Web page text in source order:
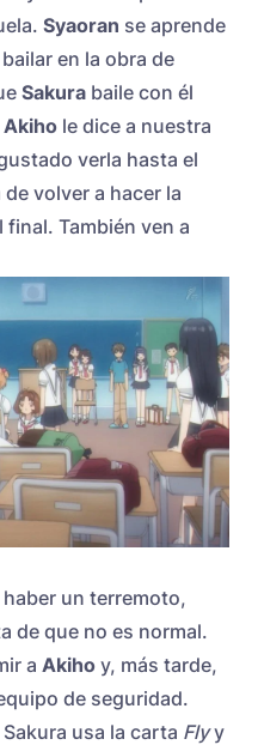
Syaoran se aprende
en la obra de
Sakura baile con él
Akiho le dice a nuestra
verla hasta el
volver a hacer la
También ven a
un terremoto,
de que no es normal.
a Akiho y, más tarde,
de seguridad.
usa la carta Flyy